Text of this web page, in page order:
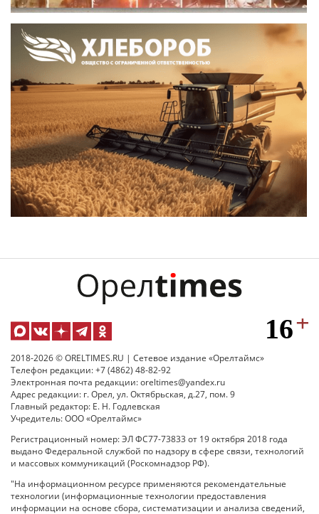
2018-2026 © ORELTIMES.RU | Сетевое издание «Орелтаймс»
Телефон редакции: +7 (4862) 48-82-92
Электронная почта редакции: oreltimes@yandex.ru
Адрес редакции: г. Орел, ул. Октябрьская, д.27, пом. 9
Главный редактор: Е. Н. Годлевская
Учредитель: ООО «Орелтаймс»
Регистрационный номер: ЭЛ ФС77-73833 от 19 октября 2018 года
выдано Федеральной службой по надзору в сфере связи, технологий
и массовых коммуникаций (Роскомнадзор РФ).
"На информационном ресурсе применяются рекомендательные
технологии (информационные технологии предоставления
информации на основе сбора, систематизации и анализа сведений,